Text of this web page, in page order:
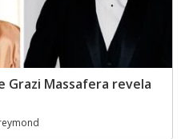
Grazi Massafera revela